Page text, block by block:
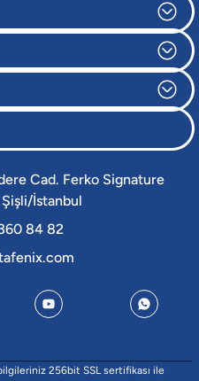
Cad. Ferko Signature
İstanbul
84 82
256bit SSL sertifikası ile